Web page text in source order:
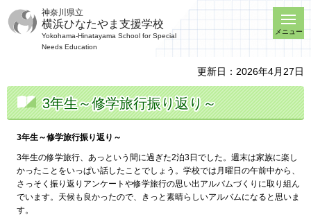
神奈川県立
横浜ひなたやま支援学校
Yokohama-Hinatayama School for Special
Needs Education
メニュー
更新日：2026年4月27日
3年生～修学旅行振り返り～
3年生～修学旅行振り返り～
3年生の修学旅行、あっという間に過ぎた2泊3日でした。週末は家族に楽し
かったことをいっぱい話したことでしょう。学校では月曜日の午前中から、
さっそく振り返りアンケートや修学旅行の思い出アルバムづくりに取り組ん
でいます。天候も良かったので、きっと素晴らしいアルバムになると思いま
す。